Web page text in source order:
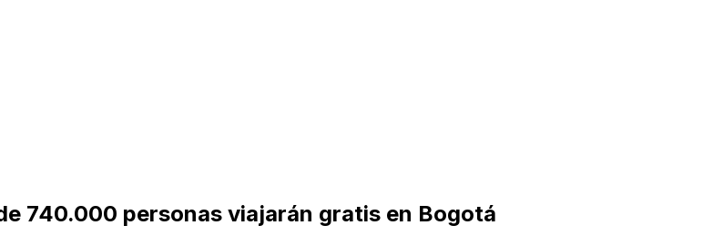
740.000 personas viajarán gratis en Bogotá